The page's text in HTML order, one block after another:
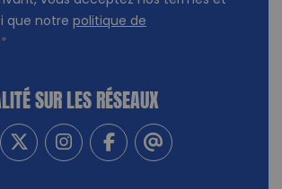
que notre politique de
*
SUR LES RÉSEAUX